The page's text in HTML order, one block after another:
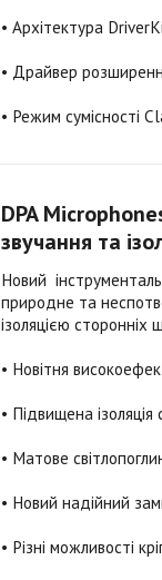
• Архітектура
• Драйвер
• Режим сумісності
DPA
звучання та
Новий
природне та
ізоляцією сторонніх
• Новітня
• Підвищена
• Матове
• Новий надійний
• Різні можливості